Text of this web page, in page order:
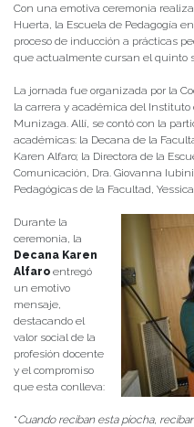
Con una emotiva ceremonia
Huerta, la Escuela de Pedagogía
proceso de inducción a prácticas
que actualmente cursan el quinto
La jornada fue organizada por la
la carrera y académica del
Munizaga. Allí, se contó con la
académicas: la Decana de la
Karen Alfaro; la Directora de la
Comunicación, Dra. Giovanna
Pedagógicas de la Facultad, Yessica
Durante la
ceremonia, la
Decana Karen
Alfaro entregó
un emotivo
mensaje,
destacando el
valor social de la
profesión docente
y el compromiso
que esta conlleva:
“Cuando reciban esta piocha,